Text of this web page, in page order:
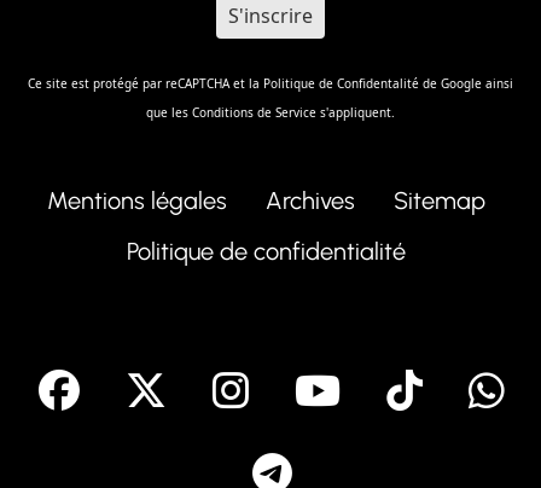
Ce site est protégé par reCAPTCHA et la Politique de Confidentalité de Google ainsi
que les Conditions de Service s'appliquent.
Mentions légales Archives
Sitemap
Politique de confidentialité
facebook Instagram
Youtube
Tik